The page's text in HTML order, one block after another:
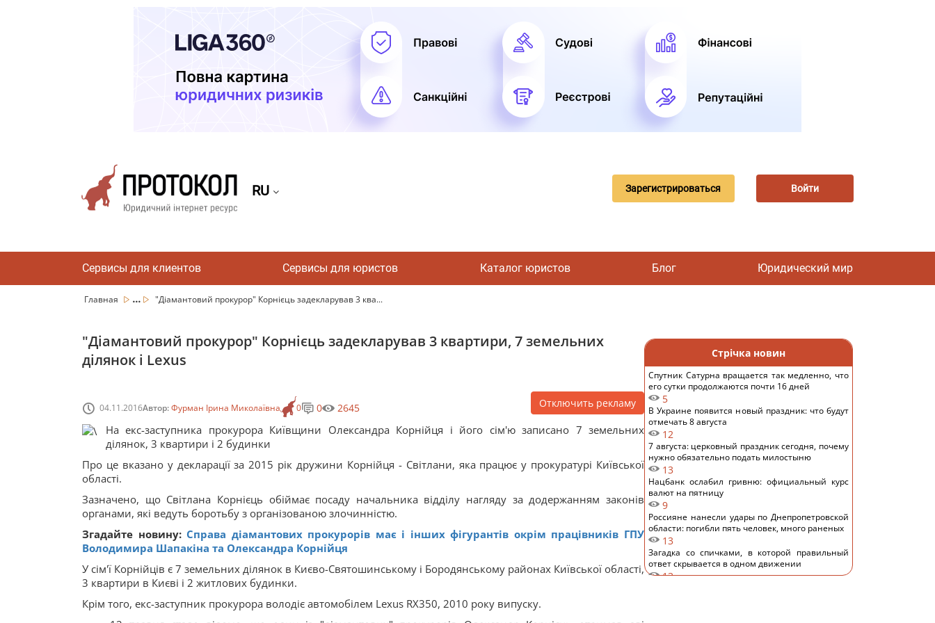
RU Зарегистрироваться Войти
Сервисы для клиентов Сервисы для юристов Каталог юристов Блог Юридический мир
Главная ... "Діамантовий прокурор" Корнієць задекларував 3 ква...
"Діамантовий прокурор" Корнієць задекларував 3 квартири, 7 земельних
ділянок і Lexus
04.11.2016Автор:Фурман Ірина Миколаївна 0 0 2645 Отключить рекламу
На екс-заступника прокурора Київщини Олександра Корнійця і його сім'ю записано 7 земельних
ділянок, 3 квартири і 2 будинки
Про це вказано у декларації за 2015 рік дружини Корнійця - Світлани, яка працює у прокуратурі Київської
області.
Зазначено, що Світлана Корнієць обіймає посаду начальника відділу нагляду за додержанням законів
органами, які ведуть боротьбу з організованою злочинністю.
Згадайте новину: Справа діамантових прокурорів має і інших фігурантів окрім працівників ГПУ
Володимира Шапакіна та Олександра Корнійця
У сім'ї Корнійців є 7 земельних ділянок в Києво-Святошинському і Бородянському районах Київської області,
3 квартири в Києві і 2 житлових будинки.
Крім того, екс-заступник прокурора володіє автомобілем Lexus RX350, 2010 року випуску.
Стрічка новин
Спутник Сатурна вращается так медленно, что
его сутки продолжаются почти 16 дней
5
В Украине появится новый праздник: что будут
отмечать 8 августа
12
7 августа: церковный праздник сегодня, почему
нужно обязательно подать милостыню
13
Нацбанк ослабил гривню: официальный курс
валют на пятницу
9
Россияне нанесли удары по Днепропетровской
области: погибли пять человек, много раненых
13
Загадка со спичками, в которой правильный
ответ скрывается в одном движении
13